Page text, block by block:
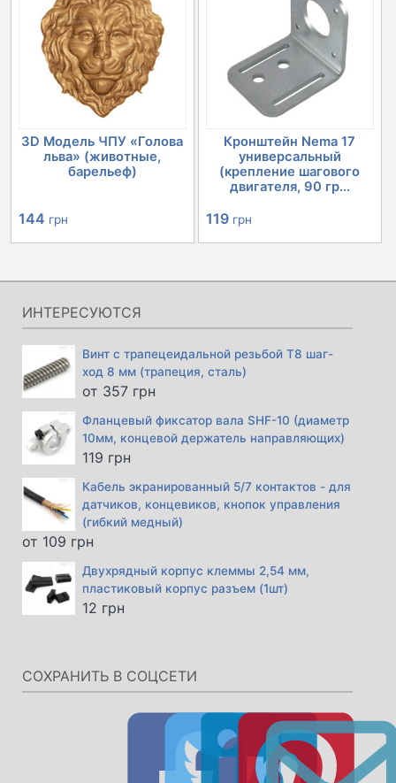
366 грн.
3D Модель ЧПУ «Голова
льва» (животные,
барельеф)
144 грн
Кронштейн Nema 17
универсальный
(крепление шагового
двигателя, 90 гр...
119 грн
ИНТЕРЕСУЮТСЯ
Винт с трапецеидальной резьбой Т8 шаг-
ход 8 мм (трапеция, сталь)
от 357 грн
Фланцевый фиксатор вала SHF-10 (диаметр
10мм, концевой держатель направляющих)
119 грн
Кабель экранированный 5/7 контактов - для
датчиков, концевиков, кнопок управления
(гибкий медный)
от 109 грн
Двухрядный корпус клеммы 2,54 мм,
пластиковый корпус разъем (1шт)
12 грн
СОХРАНИТЬ В СОЦСЕТИ